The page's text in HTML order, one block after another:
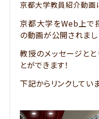
京都大学教員紹介動画
京都大学をWeb上で
の動画が公開されまし
教授のメッセージと
とができます！
下記からリンクしていま